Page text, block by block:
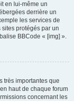
en lui-même un
derrière un
les services de
protégés par un
BBCode « [img] ».
très importantes que
haut de chaque forum
concernant les